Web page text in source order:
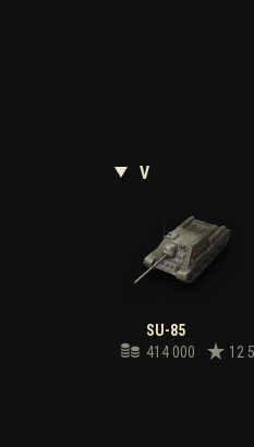
SU-85
414 000
12
V